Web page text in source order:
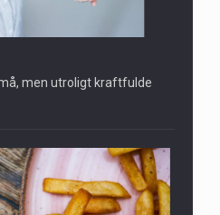
men utroligt kraftfulde